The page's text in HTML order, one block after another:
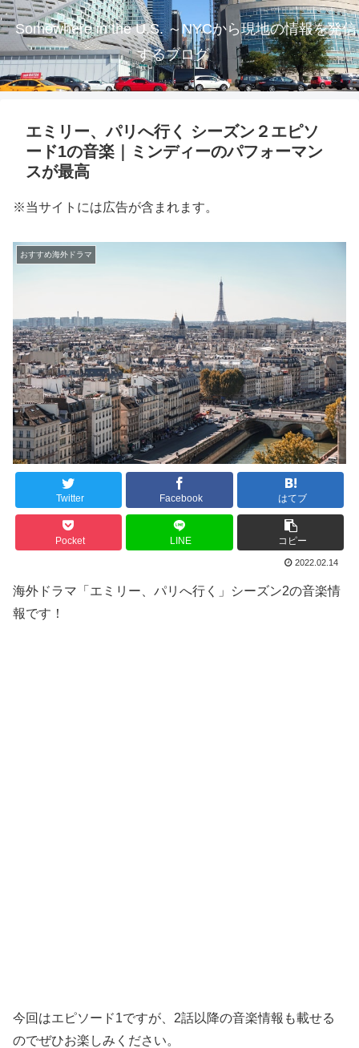
Somewhere in the U.S. ～NYCから現地の情報を発信
するブログ
エミリー、パリへ行く シーズン２エピソ
ード1の音楽｜ミンディーのパフォーマン
スが最高
※当サイトには広告が含まれます。
おすすめ海外ドラマ
Twitter Facebook はてブ
Pocket LINE コピー
2022.02.14
海外ドラマ「エミリー、パリへ行く」シーズン2の音楽情
報です！
今回はエピソード1ですが、2話以降の音楽情報も載せる
のでぜひお楽しみください。